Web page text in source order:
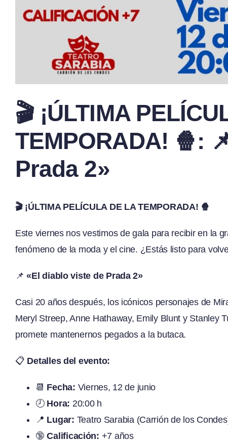
🎬 ¡ÚLTIMA
TEMPORADA! 🍿:
Prada 2»
🎬 ¡ÚLTIMA PELÍCULA DE LA TEMPORADA! 🍿
Este viernes nos vestimos de gala para recibir en la
fenómeno de la moda y el cine. ¿Estás listo para
📌«El diablo viste de Prada 2»
Casi 20 años después, los icónicos personajes de
Meryl Streep, Anne Hathaway, Emily Blunt y Stanley
promete mantenernos pegados a la butaca.
📋 Detalles del evento:
📆 Fecha: Viernes, 12 de junio
🕗 Hora: 20:00 h
📍 Lugar: Teatro Sarabia (Carrión de los
🔞Calificación: +7 años